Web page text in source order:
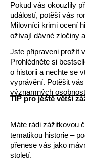
Pokud vás okouzlily
událostí, potěší vás
Milovníci krimi ocení
ožívají dávné zločiny
Jste připraveni prožít
Prohlédněte si
o historii a nechte se
vyprávění. Potěšit
významných
TIP pro ještě větší
Máte rádi zážitkovou
tematikou historie –
přenese vás jako
století.
Název
CookieScriptConsent